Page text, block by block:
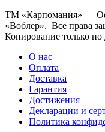
ТМ «Карпомания» —
«Воблер». Все права
Копирование только по
О нас
Оплата
Доставка
Гарантия
Достижения
Декларации и
Политика